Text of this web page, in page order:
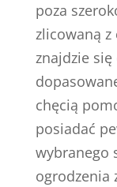
poza
zlicowaną
znajdzie
chęcią
posiadać
wybranego
ogrodzenia